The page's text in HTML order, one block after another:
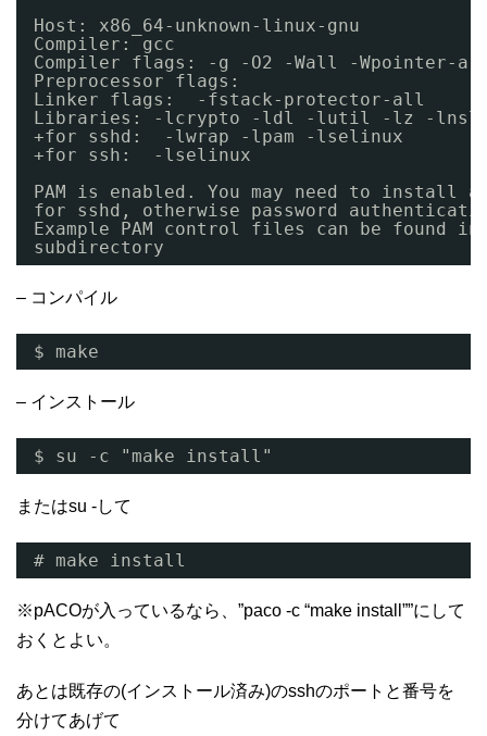
Host: x86_64-unknown-linux-gnu
Compiler: gcc
Compiler flags: -g -O2 -Wall -Wpointer-
Preprocessor flags:
Linker flags:  -fstack-protector-all
Libraries: -lcrypto -ldl -lutil -lz -lnsl
+for sshd:  -lwrap -lpam -lselinux
+for ssh:  -lselinux
PAM is enabled. You may need to install
for sshd, otherwise password
Example PAM control files can be found
subdirectory
– コンパイル
$ make
– インストール
$ su -c "make install"
またはsu -して
# make install
※pACOが入っているなら、”paco -c “make install””にして
おくとよい。
あとは既存の(インストール済み)のsshのポートと番号を
分けてあげて